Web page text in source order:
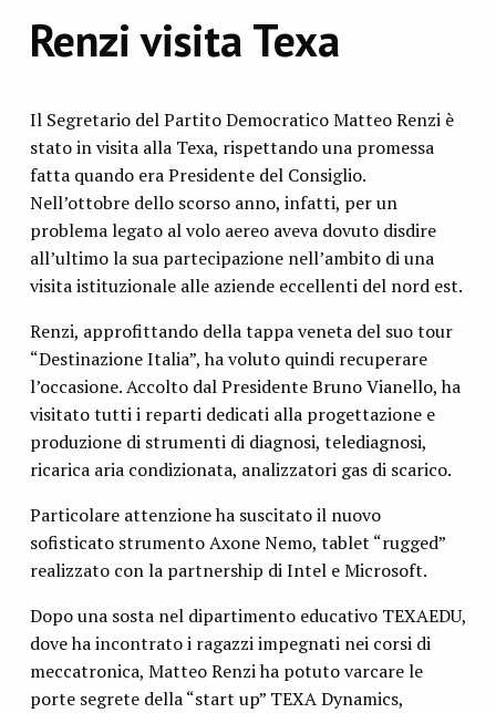
Renzi visita Texa
Il Segretario del Partito Democratico Matteo Renzi è
stato in visita alla Texa, rispettando una promessa
fatta quando era Presidente del Consiglio.
Nell’ottobre dello scorso anno, infatti, per un
problema legato al volo aereo aveva dovuto disdire
all’ultimo la sua partecipazione nell’ambito di una
visita istituzionale alle aziende eccellenti del nord est.
Renzi, approfittando della tappa veneta del suo tour
“Destinazione Italia”, ha voluto quindi recuperare
l’occasione. Accolto dal Presidente Bruno Vianello, ha
visitato tutti i reparti dedicati alla progettazione e
produzione di strumenti di diagnosi, telediagnosi,
ricarica aria condizionata, analizzatori gas di scarico.
Particolare attenzione ha suscitato il nuovo
sofisticato strumento Axone Nemo, tablet “rugged”
realizzato con la partnership di Intel e Microsoft.
Dopo una sosta nel dipartimento educativo TEXAEDU,
dove ha incontrato i ragazzi impegnati nei corsi di
meccatronica, Matteo Renzi ha potuto varcare le
porte segrete della “start up” TEXA Dynamics,